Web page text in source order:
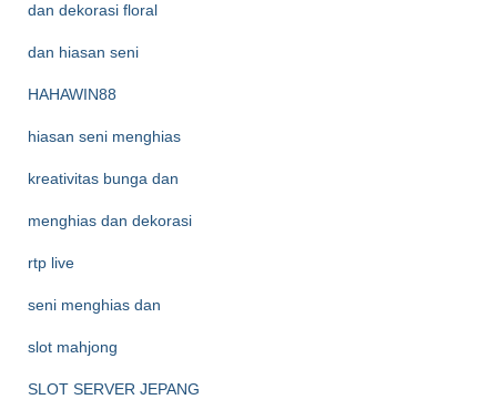
dan dekorasi floral
dan hiasan seni
HAHAWIN88
hiasan seni menghias
kreativitas bunga dan
menghias dan dekorasi
rtp live
seni menghias dan
slot mahjong
SLOT SERVER JEPANG